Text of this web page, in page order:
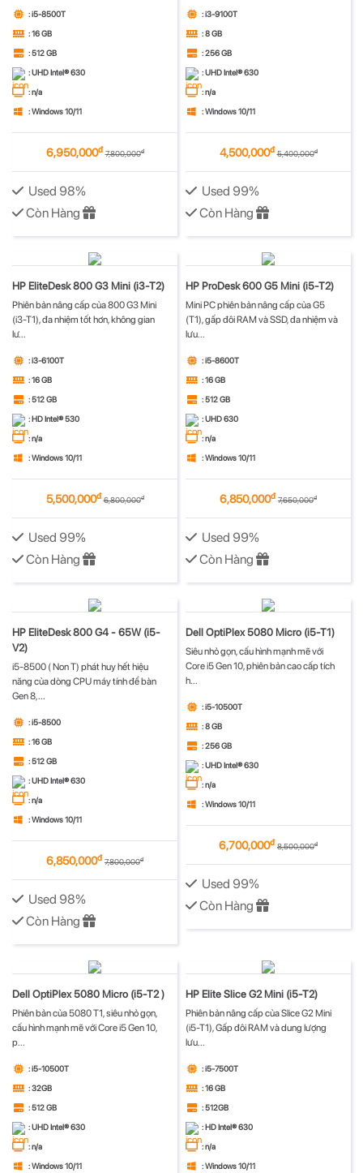
: i5-8500T
: 16 GB
: 512 GB
: UHD Intel® 630
: n/a
: Windows 10/11
6,950,000đ 7,800,000đ
Used 98%
Còn Hàng
: i3-9100T
: 8 GB
: 256 GB
: UHD Intel® 630
: n/a
: Windows 10/11
4,500,000đ 5,400,000đ
Used 99%
Còn Hàng
HP EliteDesk 800 G3 Mini (i3-T2)
Phiên bản nâng cấp của 800 G3 Mini
(i3-T1), đa nhiệm tốt hơn, không gian
lư...
: i3-6100T
: 16 GB
: 512 GB
: HD Intel® 530
: n/a
: Windows 10/11
5,500,000đ 6,800,000đ
Used 99%
Còn Hàng
HP ProDesk 600 G5 Mini (i5-T2)
Mini PC phiên bản nâng cấp của G5
(T1), gấp đôi RAM và SSD, đa nhiệm và
lưu...
: i5-8600T
: 16 GB
: 512 GB
: UHD 630
: n/a
: Windows 10/11
6,850,000đ 7,650,000đ
Used 99%
Còn Hàng
HP EliteDesk 800 G4 - 65W (i5-
V2)
i5-8500 ( Non T) phát huy hết hiệu
năng của dòng CPU máy tính để bàn
Gen 8,...
: i5-8500
: 16 GB
: 512 GB
: UHD Intel® 630
: n/a
: Windows 10/11
6,850,000đ 7,800,000đ
Used 98%
Còn Hàng
Dell OptiPlex 5080 Micro (i5-T1)
Siêu nhỏ gọn, cấu hình mạnh mẽ với
Core i5 Gen 10, phiên bản cao cấp tích
h...
: i5-10500T
: 8 GB
: 256 GB
: UHD Intel® 630
: n/a
: Windows 10/11
6,700,000đ 8,500,000đ
Used 99%
Còn Hàng
Dell OptiPlex 5080 Micro (i5-T2 )
Phiên bản của 5080 T1, siêu nhỏ gọn,
cấu hình mạnh mẽ với Core i5 Gen 10,
p...
: i5-10500T
: 32GB
: 512 GB
: UHD Intel® 630
: n/a
: Windows 10/11
HP Elite Slice G2 Mini (i5-T2)
Phiên bản nâng cấp của Slice G2 Mini
(i5-T1), Gấp đôi RAM và dung lượng
lưu...
: i5-7500T
: 16 GB
: 512GB
: HD Intel® 630
: n/a
: Windows 10/11